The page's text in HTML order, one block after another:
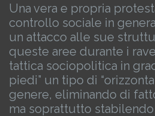
Una vera e propria
controllo sociale in
un attacco alle sue
queste aree durante i
tattica sociopolitica in
piedi” un tipo di
genere, eliminando di
ma soprattutto stabilendo